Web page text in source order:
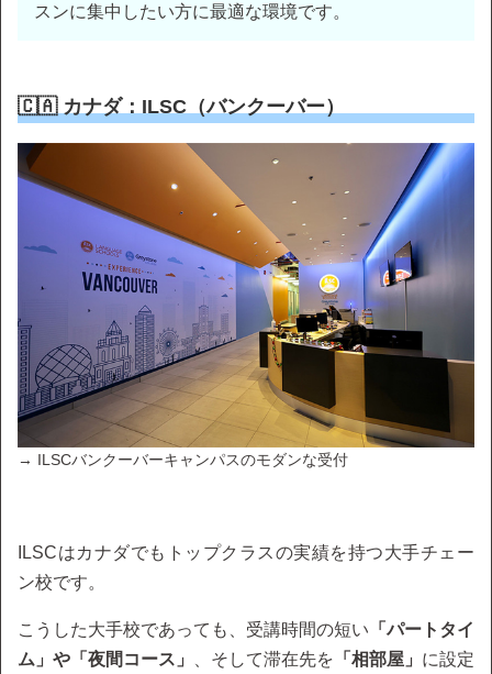
スンに集中したい方に最適な環境です。
🇨🇦 カナダ：ILSC（バンクーバー）
→ ILSCバンクーバーキャンパスのモダンな受付
ILSCはカナダでもトップクラスの実績を持つ大手チェー
ン校です。
こうした大手校であっても、受講時間の短い 「パートタイ
ム」や「夜間コース」
、そして滞在先を 「相部屋」 に設定